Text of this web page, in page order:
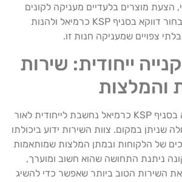
הצעת מוצרים בלעדיים מעניקה לקונים
סיבה טובה לבחור דווקא בסניף KSP כרמיאל ולהנות
צפויים שמעניקה חנות זו.
ייחודית: שירות
והמלצות
חוויית הקנייה בסניף KSP כרמיאל נחשבת לייחודית לאור
שניתן במקום. צוות השירות ידוע ביכולתו
של הלקוחות ובמתן המלצות שמותאמות
ניתנת התחושה שהוא חשוב ומוערך,
השירות הטוב ביותר שאפשר כדי להשיג